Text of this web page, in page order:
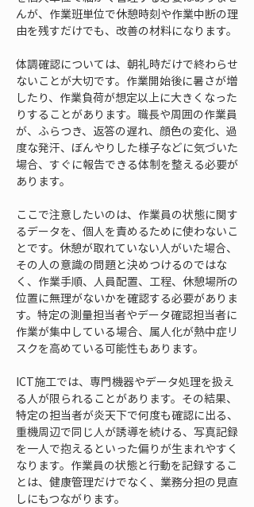
んが、作業班単位で休憩時刻や作業中断の理
由を残すだけでも、改善の材料になります。
体調確認については、朝礼時だけで終わらせ
ないことが大切です。作業開始後に暑さが増
したり、作業負荷が想定以上に大きくなった
りすることがあります。職長や周囲の作業員
が、ふらつき、返答の遅れ、顔色の変化、過
度な発汗、ぼんやりした様子などに気づいた
場合、すぐに報告できる体制を整える必要が
あります。
ここで注意したいのは、作業員の状態に関す
るデータを、個人を責めるために使わないこ
とです。休憩が取れていない人がいた場合、
その人の意識の問題と決めつけるのではな
く、作業手順、人員配置、工程、休憩場所の
位置に無理がないかを確認する必要がありま
す。特定の測量担当者やデータ確認担当者に
作業が集中している場合、属人化が熱中症リ
スクを高めている可能性もあります。
ICT施工では、専門機器やデータ処理を扱え
る人が限られることがあります。その結果、
特定の担当者が炎天下で何度も確認に出る、
重機周辺で同じ人が誘導を続ける、写真記録
を一人で抱えるといった偏りが生まれやすく
なります。作業員の状態と行動を記録するこ
とは、健康管理だけでなく、業務分担の見直
しにもつながります。